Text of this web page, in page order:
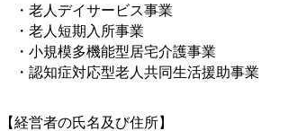
・老人デイサービス事業
・老人短期入所事業
・小規模多機能型居宅介護事業
・認知症対応型老人共同生活援助事業
【経営者の氏名及び住所】